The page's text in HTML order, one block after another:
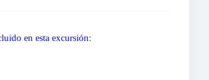
en esta excursión: